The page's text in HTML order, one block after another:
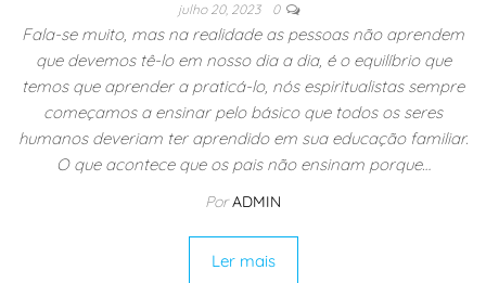
julho 20, 2023 0
Fala-se muito, mas na realidade as pessoas não aprendem
que devemos tê-lo em nosso dia a dia, é o equilíbrio que
temos que aprender a praticá-lo, nós espiritualistas sempre
começamos a ensinar pelo básico que todos os seres
humanos deveriam ter aprendido em sua educação familiar.
O que acontece que os pais não ensinam porque…
Por ADMIN
Ler mais